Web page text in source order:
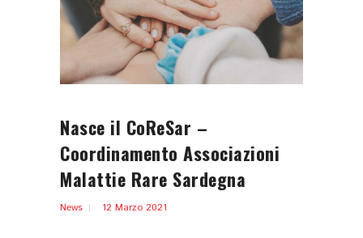
Nasce il CoReSar –
Coordinamento Associazioni
Malattie Rare Sardegna
News 12 Marzo 2021